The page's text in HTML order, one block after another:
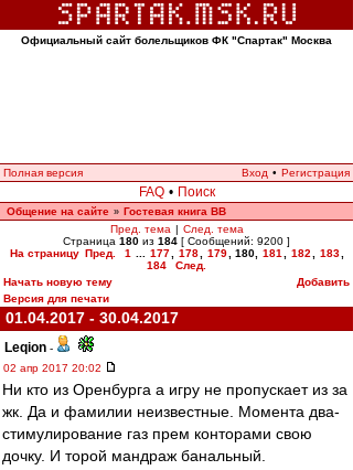
Официальный сайт болельщиков ФК "Спартак" Москва
Полная версия Вход • Регистрация
FAQ • Поиск
Общение на сайте » Гостевая книга ВВ
Пред. тема | След. тема
Страница 180 из 184 [ Сообщений: 9200 ]
На страницу Пред. 1 177 178 179 180 181 182 183
184
След.
Начать новую тему
Добавить
Версия для печати
01.04.2017 - 30.04.2017
Leqion -
02 апр 2017 20:02
Ни кто из Оренбурга а игру не пропускает из за
жк. Да и фамилии неизвестные. Момента два-
стимулирование газ прем конторами свою
дочку. И торой мандраж банальный.